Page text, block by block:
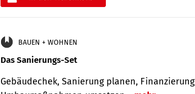
BAUEN + WOHNEN
Das Sanierungs-Set
Gebäudechek, Sanierung planen,